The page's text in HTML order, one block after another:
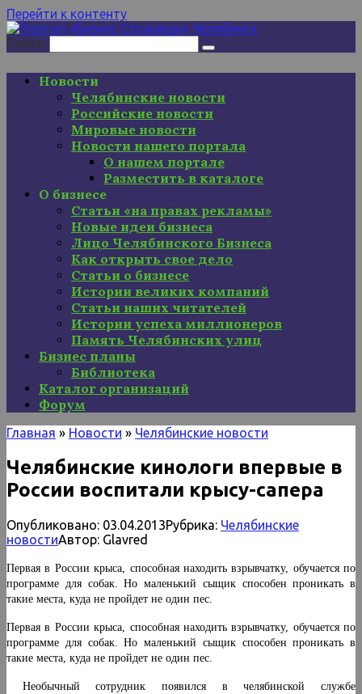
Перейти к контенту
Поиск:
Новости
Челябинские новости
Российские новости
Мировые новости
Новости нашего портала
О нашем портале
Разместить в каталоге
О бизнесе
Статьи «на правах рекламы»
Новые идеи бизнеса
Лицо Челябинского Бизнеса
Как открыть свое дело
Статьи о бизнесе
Истории великих компаний
Статьи наших читателей
Истории успеха миллионеров
Память Челябинских улиц
Бизнес планы
Библиотека
Каталог организаций
Форум
Главная » Новости » Челябинские новости
Челябинские кинологи впервые в
России воспитали крысу-сапера
Опубликовано: 03.04.2013Рубрика: Челябинские
новостиАвтор: Glavred
Первая в России крыса, способная находить взрывчатку, обучается по
программе для собак. Но маленький сыщик способен проникать в
такие места, куда не пройдет не один пес.
Первая в России крыса, способная находить взрывчатку, обучается по
программе для собак. Но маленький сыщик способен проникать в
такие места, куда не пройдет не один пес.
Необычный сотрудник появился в челябинской службе